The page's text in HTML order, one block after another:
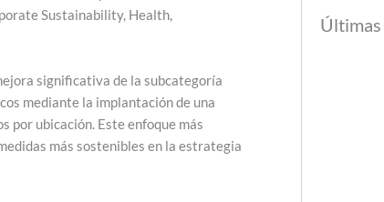
Sustainability, Health,
significativa de la subcategoría
mediante la implantación de una
por ubicación. Este enfoque más
más sostenibles en la estrategia